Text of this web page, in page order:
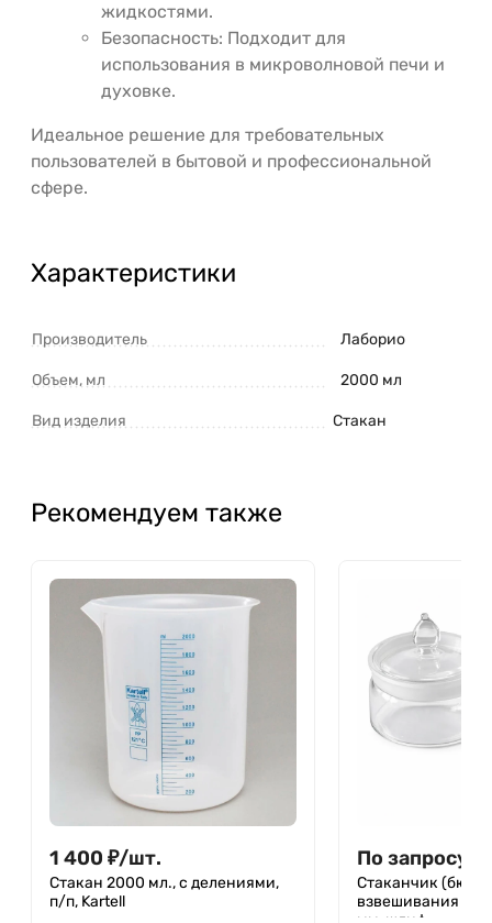
жидкостями.
Безопасность: Подходит для
использования в микроволновой печи и
духовке.
Идеальное решение для требовательных
пользователей в бытовой и профессиональной
сфере.
Характеристики
Производитель Лаборио
Объем, мл 2000 мл
Вид изделия Стакан
Рекомендуем также
1 400 ₽/шт.
Стакан 2000 мл., с делениями,
п/п, Kartell
По запросу
Стаканчик
взвешивания